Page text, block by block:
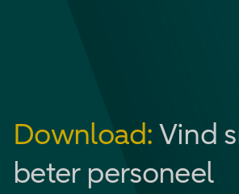
Download:Vind
beter personeel